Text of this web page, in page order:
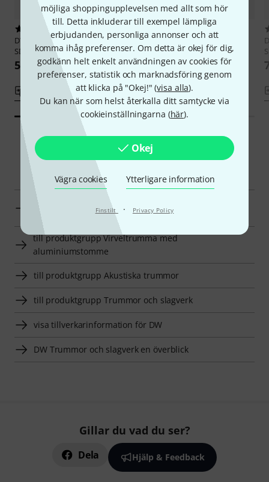
möjliga shoppingupplevelsen med allt som hör
till. Detta inkluderar till exempel lämpliga
erbjudanden, personliga annonser och att
komma ihåg preferenser. Om detta är okej för dig,
godkänn helt enkelt användningen av cookies för
preferenser, statistik och marknadsföring genom
att klicka på "Okej!" (visa alla).
Du kan när som helst återkalla ditt samtycke via
cookieinställningarna (här).
Okej
Vägra cookies Ytterligare information
Finstilt · Privacy Policy
DW
14"x6,5" Design Aluminium
SD
5 444 kr
DW14"x5,5" Thin Aluminium
Snare
7 299 kr
Jämför
Smart Navigator
DW Virveltrumma med aluminiumstomme en
till produktgrupp Virveltrumma med
aluminiumstomme
till produktgrupp Akustiska trummor
till produktgrupp Trummor och slagverk
visa tillverkarinformation för DW
DW Trummor och slagverk en överblick
Gillar du vad du ser?
Dela Hjälp & Feedback